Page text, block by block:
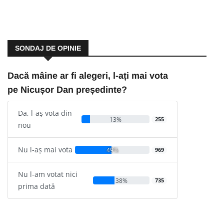
SONDAJ DE OPINIE
Dacă mâine ar fi alegeri, l-ați mai vota
pe Nicușor Dan președinte?
Da, l-aș vota din
nou
13% 255
Nu l-aș mai vota 49% 969
Nu l-am votat nici
prima dată
38% 735